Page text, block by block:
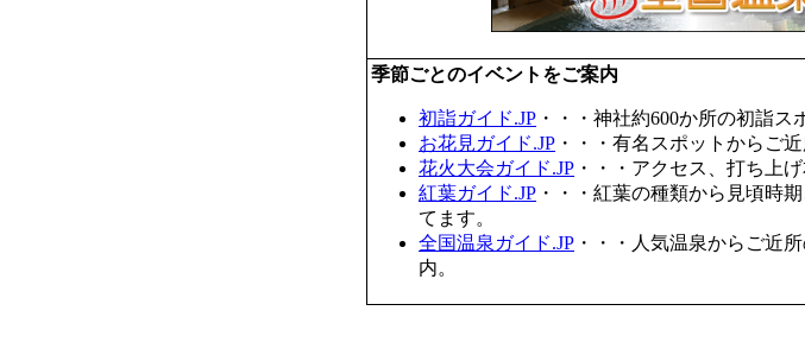
季節ごとのイベントをご案内
初詣ガイド.JP ・・・神社約600か所の初詣ス
お花見ガイド.JP ・・・有名スポットからご
花火大会ガイド.JP ・・・アクセス、打ち上
紅葉ガイド.JP ・・・紅葉の種類から見頃時
てます。
全国温泉ガイド.JP ・・・人気温泉からご近
内。